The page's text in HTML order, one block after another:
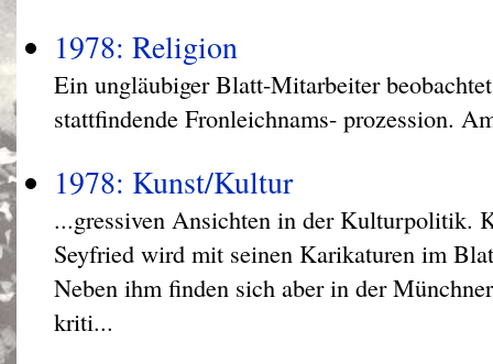
1978: Religion
Ein ungläubiger Blatt-Mitarbeiter
stattfindende Fronleichnams- prozession.
1978: Kunst/Kultur
...gressiven Ansichten in der Kulturpolitik.
Seyfried wird mit seinen Karikaturen im
Neben ihm finden sich aber in der
kriti...